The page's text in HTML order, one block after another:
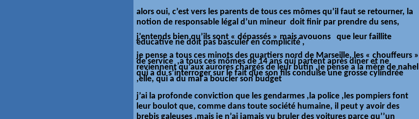
alors oui, c’est vers les parents de tous ces mômes qu’il faut se retourner, la
notion de responsable légal d’un mineur doit finir par prendre du sens,
j’entends bien qu’ils sont « dépassés » mais avouons que leur faillite
éducative ne doit pas basculer en complicité ,
je pense a tous ces minots des quartiers nord de Marseille, les « chouffeurs »
de service ,a tous ces mômes de 14 ans qui partent après diner et ne
reviennent qu’aux aurores chargés de leur butin ,je pense a la mère de nahel
qui a du s’interroger sur le fait que son fils conduise une grosse cylindrée
,elle, qui a du mal a boucler son budget
j’ai la profonde conviction que les gendarmes ,la police ,les pompiers font
leur boulot que, comme dans toute société humaine, il peut y avoir des
brebis galeuses ,mais je n’ai jamais vu bruler des voitures parce qu’’un